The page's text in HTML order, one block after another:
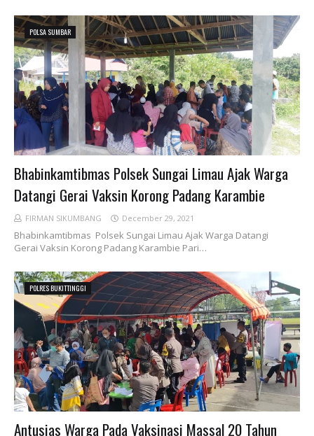
POLSA SUMBAR
Bhabinkamtibmas Polsek Sungai Limau Ajak Warga
Datangi Gerai Vaksin Korong Padang Karambie
FIRMAN SIKUMBANG December 29, 2021
Bhabinkamtibmas Polsek Sungai Limau Ajak Warga Datangi
Gerai Vaksin Korong Padang Karambie Pari…
POLRES BUKITTINGGI
Antusias Warga Pada Vaksinasi Massal 20 Tahun